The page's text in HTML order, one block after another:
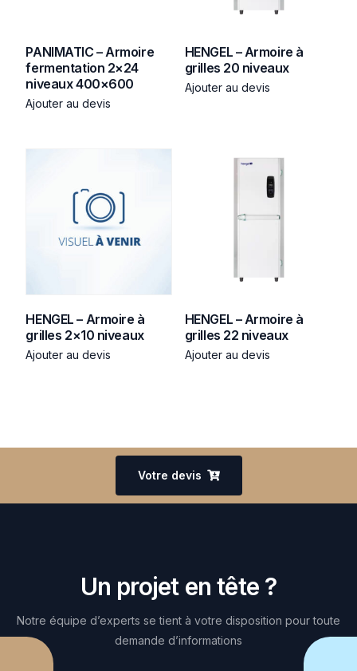
PANIMATIC – Armoire
fermentation 2×24
niveaux 400×600
Ajouter au devis
HENGEL – Armoire à
grilles 20 niveaux
Ajouter au devis
HENGEL – Armoire à
grilles 2×10 niveaux
Ajouter au devis
HENGEL – Armoire à
grilles 22 niveaux
Ajouter au devis
Votre devis
Un projet en tête ?
Notre équipe d’experts se tient à votre disposition pour toute
demande d’informations